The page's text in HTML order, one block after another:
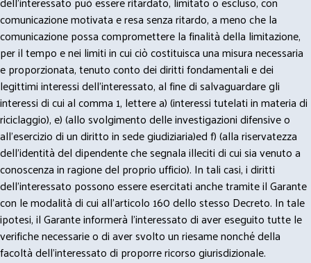
comunicazione motivata e resa senza ritardo, a meno che la
comunicazione possa compromettere la finalità della limitazione,
per il tempo e nei limiti in cui ciò costituisca una misura necessaria
e proporzionata, tenuto conto dei diritti fondamentali e dei
legittimi interessi dell’interessato, al fine di salvaguardare gli
interessi di cui al comma 1, lettere a) (interessi tutelati in materia di
riciclaggio), e) (allo svolgimento delle investigazioni difensive o
all’esercizio di un diritto in sede giudiziaria)ed f) (alla riservatezza
dell’identità del dipendente che segnala illeciti di cui sia venuto a
conoscenza in ragione del proprio ufficio). In tali casi, i diritti
dell’interessato possono essere esercitati anche tramite il Garante
con le modalità di cui all’articolo 160 dello stesso Decreto. In tale
ipotesi, il Garante informerà l’interessato di aver eseguito tutte le
verifiche necessarie o di aver svolto un riesame nonché della
facoltà dell’interessato di proporre ricorso giurisdizionale.